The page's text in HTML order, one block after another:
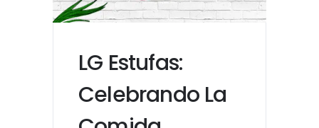
LG Estufas:
Celebrando La